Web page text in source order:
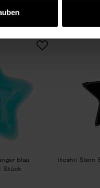
1 Stück
Stern Anhänger blau
blau
Stück
itoshii Stern